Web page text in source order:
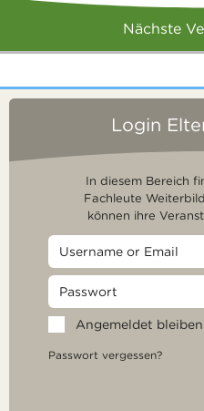
Nächste
Login
In diesem Bereich
Fachleute
können ihre
Angemeldet bleiben
Passwort vergessen?